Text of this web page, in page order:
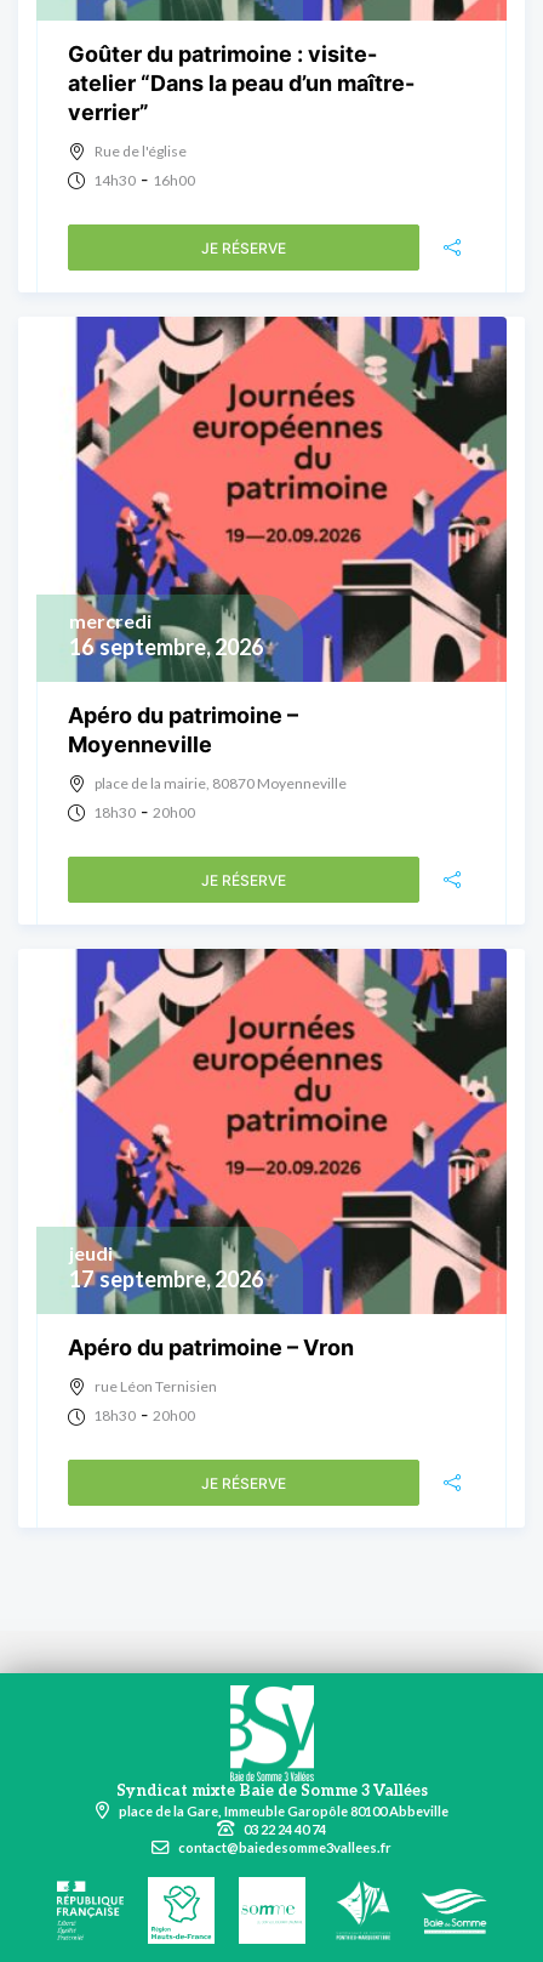
Goûter du patrimoine : visite-
atelier “Dans la peau d’un maître-
verrier”
Rue de l'église
14h30 - 16h00
JE RÉSERVE
16 septembre, 2026
mercredi
Apéro du patrimoine –
Moyenneville
place de la mairie, 80870 Moyenneville
18h30 - 20h00
JE RÉSERVE
17 septembre, 2026
jeudi
Apéro du patrimoine – Vron
rue Léon Ternisien
18h30 - 20h00
JE RÉSERVE
Syndicat mixte Baie de Somme 3 Vallées
place de la Gare, Immeuble Garopôle 80100 Abbeville
03 22 24 40 74
contact@baiedesomme3vallees.fr